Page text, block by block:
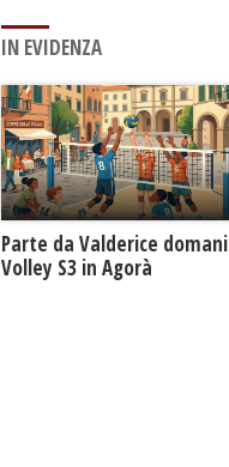
IN EVIDENZA
Parte da Valderice domani
Volley S3 in Agorà